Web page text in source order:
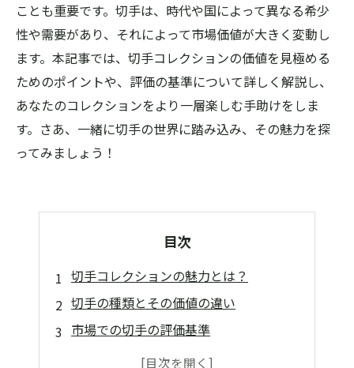
ことも重要です。切手は、時代や国によって異なる希少
性や需要があり、それによって市場価値が大きく変動し
ます。本記事では、切手コレクションの価値を見極める
ためのポイントや、評価の基準について詳しく解説し、
あなたのコレクションをより一層楽しむ手助けをしま
す。さあ、一緒に切手の世界に踏み込み、その魅力を探
ってみましょう！
目次
切手コレクションの魅力とは？
切手の種類とその価値の違い
市場での切手の評価基準
切手コレクションの保管とメンテナンス